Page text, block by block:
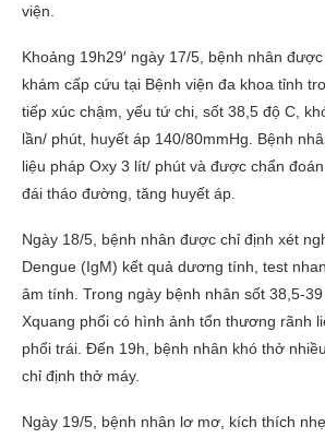
viện.
Khoảng 19h29′ ngày 17/5, bệnh nhân
khám cấp cứu tại Bệnh viện đa khoa tỉnh
tiếp xúc chậm, yếu tứ chi, sốt 38,5 độ C,
lần/ phút, huyết áp 140/80mmHg. Bệnh
liệu pháp Oxy 3 lít/ phút và được chẩn
đái tháo đường, tăng huyết áp.
Ngày 18/5, bệnh nhân được chỉ định xét
Dengue (IgM) kết quả dương tính, test
âm tính. Trong ngày bệnh nhân sốt 38,5-39
Xquang phổi có hình ảnh tổn thương rãnh
phổi trái. Đến 19h, bệnh nhân khó thở
chỉ định thở máy.
Ngày 19/5, bệnh nhân lơ mơ, kích thích